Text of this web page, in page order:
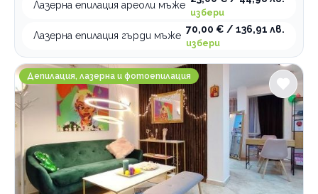
Лазерна епилация ареоли мъже
избери
Лазерна епилация гърди мъже
70,00 € / 136,91 лв.
избери
Hairless Laser Aesthetics
Депилация, лазерна и фотоепилация